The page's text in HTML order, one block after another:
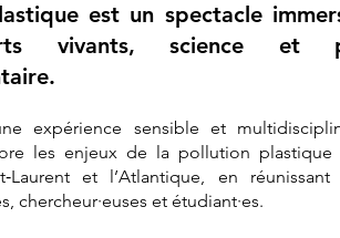
est un spectacle
vivants, science et
expérience sensible et
les enjeux de la pollution plastique
et l’Atlantique, en réunissant
chercheur·euses et étudiant·es.